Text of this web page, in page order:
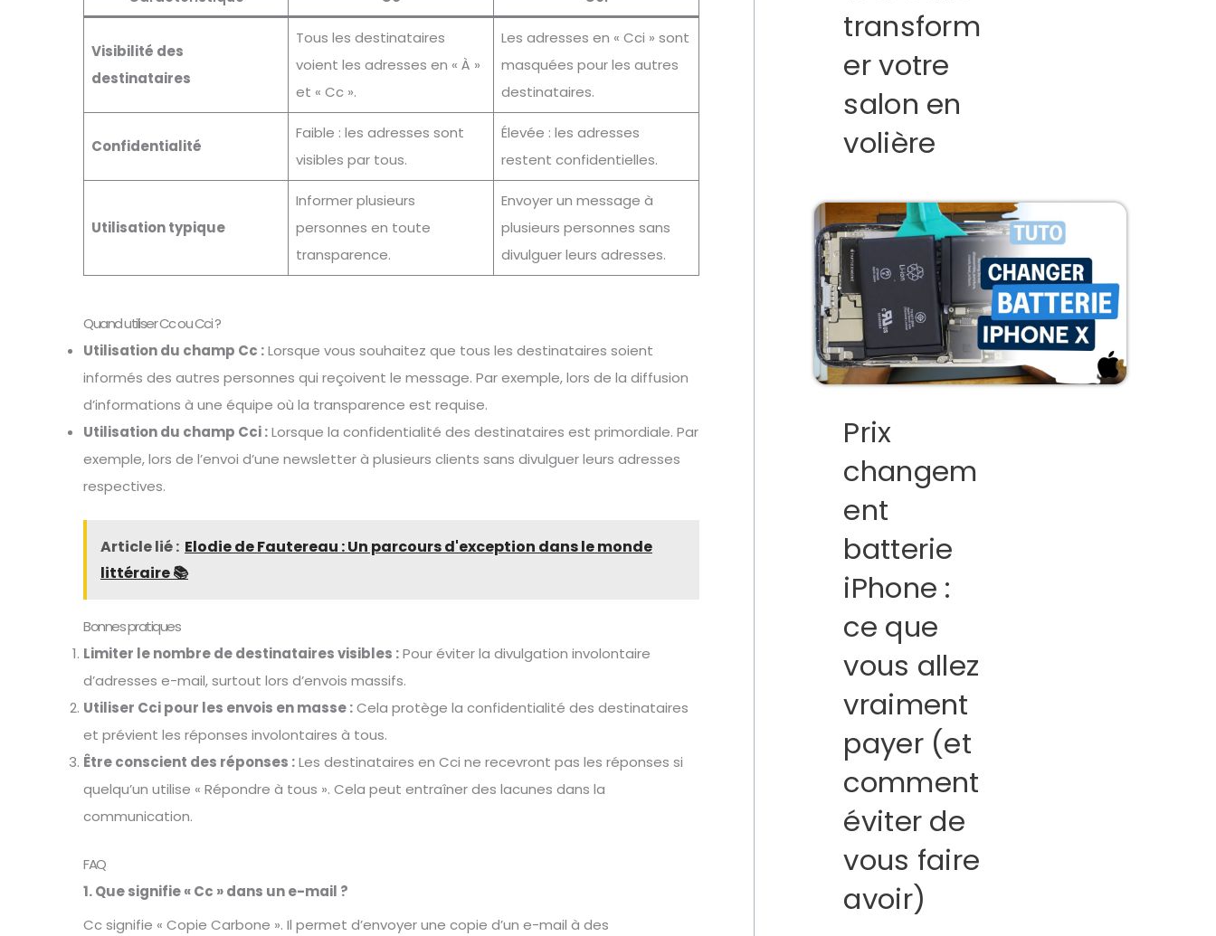
Visibilité des
destinataires
Tous les destinataires
voient les adresses en « À »
et « Cc ».
Les adresses en « Cci » sont
masquées pour les autres
destinataires.
Confidentialité
Faible : les adresses sont
visibles par tous.
Élevée : les adresses
restent confidentielles.
Utilisation typique
Informer plusieurs
personnes en toute
transparence.
Envoyer un message à
plusieurs personnes sans
divulguer leurs adresses.
Quand utiliser Cc ou Cci ?
Utilisation du champ Cc :Lorsque vous souhaitez que tous les destinataires soient
informés des autres personnes qui reçoivent le message. Par exemple, lors de la diffusion
d’informations à une équipe où la transparence est requise.
Utilisation du champ Cci :Lorsque la confidentialité des destinataires est primordiale. Par
exemple, lors de l’envoi d’une newsletter à plusieurs clients sans divulguer leurs adresses
respectives.
Article lié : Elodie de Fautereau : Un parcours d'exception dans le monde
littéraire 📚
Bonnes pratiques
Limiter le nombre de destinataires visibles :Pour éviter la divulgation involontaire
d’adresses e-mail, surtout lors d’envois massifs.
Utiliser Cci pour les envois en masse :Cela protège la confidentialité des destinataires
et prévient les réponses involontaires à tous.
Être conscient des réponses :Les destinataires en Cci ne recevront pas les réponses si
quelqu’un utilise « Répondre à tous ». Cela peut entraîner des lacunes dans la
communication.
FAQ
1. Que signifie « Cc » dans un e-mail ?
Cc signifie « Copie Carbone ». Il permet d’envoyer une copie d’un e-mail à des
transform
er votre
salon en
volière
Prix
changem
ent
batterie
iPhone :
ce que
vous allez
vraiment
payer (et
comment
éviter de
vous faire
avoir)